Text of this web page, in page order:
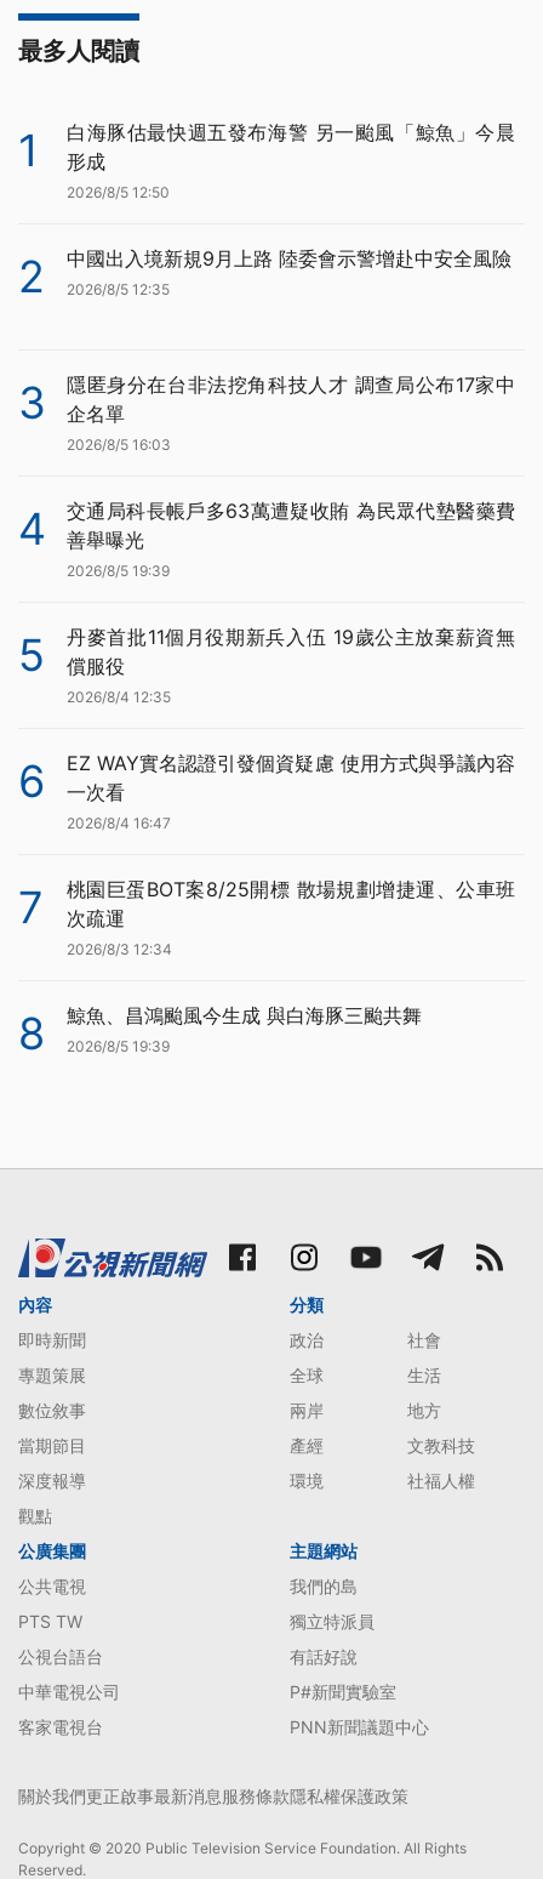
最多人閱讀
1
白海豚估最快週五發布海警 另一颱風「鯨魚」今晨
形成
2026/8/5 12:50
2 中國出入境新規9月上路 陸委會示警增赴中安全風險
2026/8/5 12:35
3
隱匿身分在台非法挖角科技人才 調查局公布17家中
企名單
2026/8/5 16:03
4
交通局科長帳戶多63萬遭疑收賄 為民眾代墊醫藥費
善舉曝光
2026/8/5 19:39
5
丹麥首批11個月役期新兵入伍 19歲公主放棄薪資無
償服役
2026/8/4 12:35
6
EZ WAY實名認證引發個資疑慮 使用方式與爭議內容
一次看
2026/8/4 16:47
7
桃園巨蛋BOT案8/25開標 散場規劃增捷運、公車班
次疏運
2026/8/3 12:34
8 鯨魚、昌鴻颱風今生成 與白海豚三颱共舞
2026/8/5 19:39
內容
即時新聞
專題策展
數位敘事
當期節目
深度報導
觀點
分類
政治
社會
全球
生活
兩岸
地方
產經
文教科技
環境
社福人權
公廣集團
公共電視
PTS TW
公視台語台
中華電視公司
客家電視台
主題網站
我們的島
獨立特派員
有話好說
P#新聞實驗室
PNN新聞議題中心
關於我們更正啟事最新消息服務條款隱私權保護政策
Copyright © 2020 Public Television Service Foundation. All Rights
Reserved.